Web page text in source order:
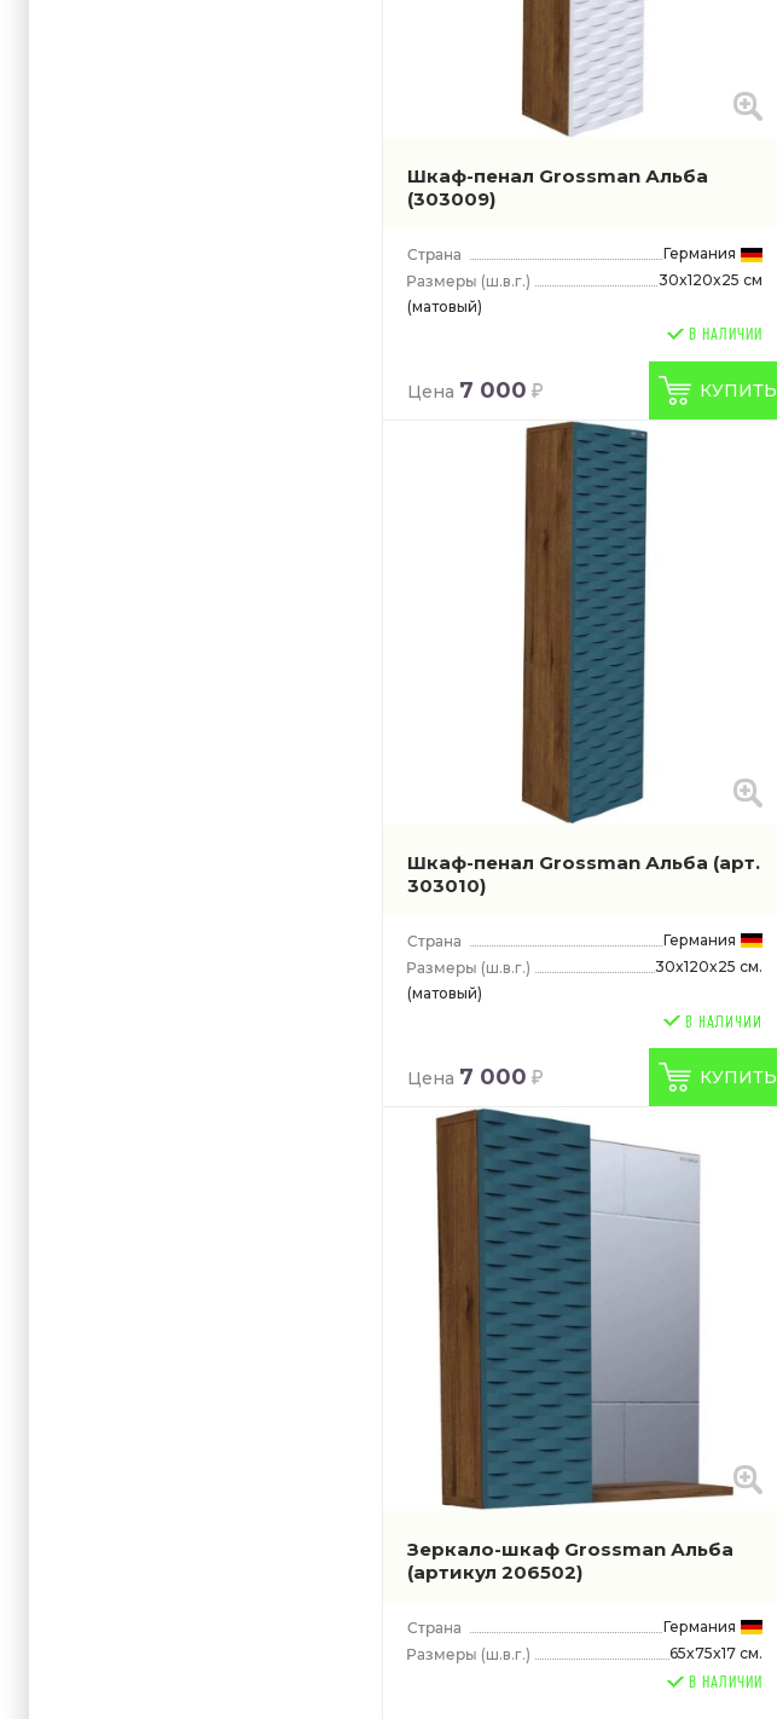
Шкаф-пенал Grossman Альба
(303009)
Германия
(ш.в.г.)
30x120x25 см
(матовый)
В НАЛИЧИИ
Цена 7 000 КУПИТЬ
Шкаф-пенал Grossman Альба (арт.
303010)
Германия
(ш.в.г.)
30x120x25 см.
(матовый)
Цена 7 000 КУПИТЬ
Зеркало-шкаф Grossman Альба
(артикул 206502)
Германия
(ш.в.г.)
65x75x17 см.
В НАЛИЧИИ